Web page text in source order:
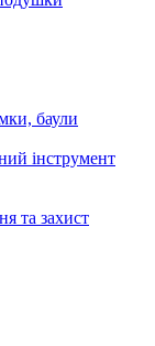
баули
інструмент
та захист